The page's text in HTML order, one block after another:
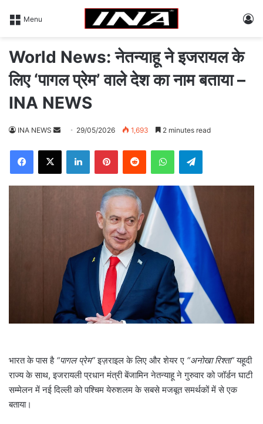
Menu
World News: नेतन्याहू ने इजरायल के
लिए ‘पागल प्रेम’ वाले देश का नाम बताया –
INA NEWS
INA NEWS
d
a
29/05/2026 1,693 2 minutes read
भारत के पास है “पागल प्रेम”इज़राइल के लिए और शेयर ए “अनोखा रिश्ता”यहूदी
राज्य के साथ, इजरायली प्रधान मंत्री बेंजामिन नेतन्याहू ने गुरुवार को जॉर्डन घाटी
सम्मेलन में नई दिल्ली को पश्चिम येरुशलम के सबसे मजबूत समर्थकों में से एक
बताया।